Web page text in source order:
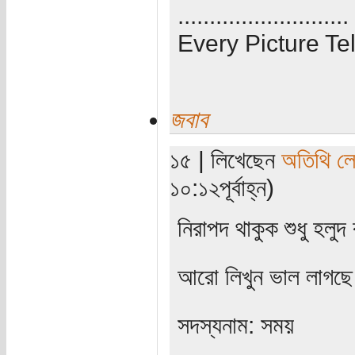
...........................
Every Picture
জবাব
১৫ | লিখেছেন অতিথি
১০:১২পূর্বাহ্ন)
নিরাপদ থাকুক শুধু হলুদ
আরো লিখুন ভাল
সদস্যনাম: সময়